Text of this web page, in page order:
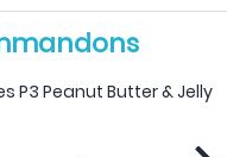
P3 Peanut Butter & Jelly